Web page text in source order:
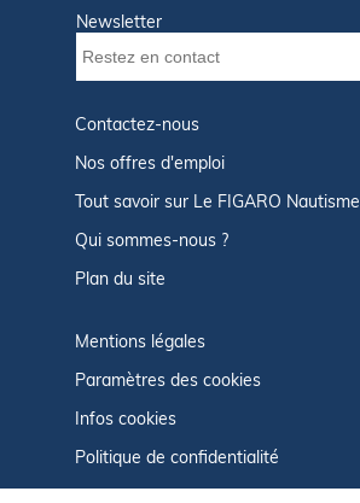
Newsletter
Contactez-nous
Nos offres d'emploi
Tout savoir sur Le FIGARO Nautisme
Qui sommes-nous ?
Plan du site
Mentions légales
Paramètres des cookies
Infos cookies
Politique de confidentialité
CGU